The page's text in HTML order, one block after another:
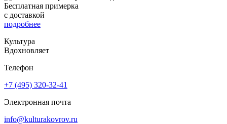
Бесплатная примерка
с доставкой
подробнее
Культура
Вдохновляет
Телефон
+7 (495) 320-32-41
Электронная почта
info@kulturakovrov.ru